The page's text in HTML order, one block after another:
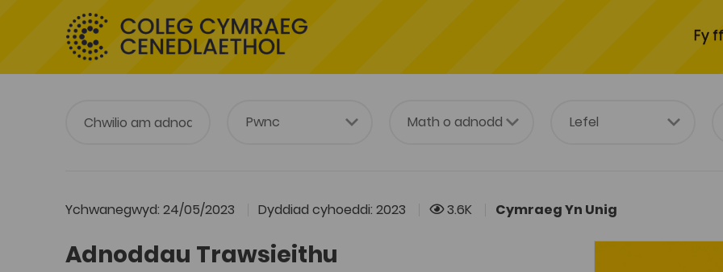
Fy
Ychwanegwyd: 24/05/2023 Dyddiad cyhoeddi: 2023 3.6K Cymraeg Yn Unig
Adnoddau Trawsieithu